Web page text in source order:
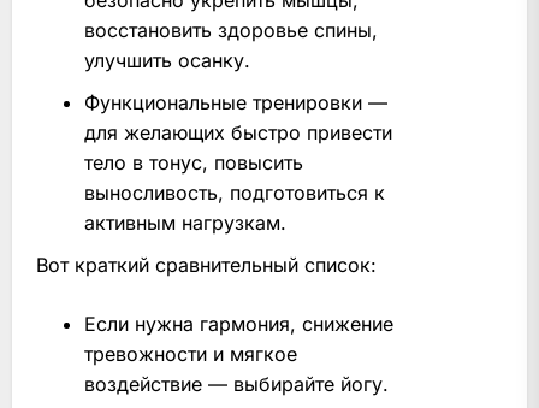
восстановить здоровье спины,
улучшить осанку.
Функциональные тренировки —
для желающих быстро привести
тело в тонус, повысить
выносливость, подготовиться к
активным нагрузкам.
Вот краткий сравнительный список:
Если нужна гармония, снижение
тревожности и мягкое
воздействие — выбирайте йогу.